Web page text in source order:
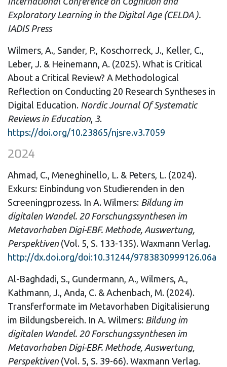
Exploratory Learning in the Digital Age (CELDA ).
IADIS Press
Wilmers, A., Sander, P., Koschorreck, J., Keller, C.,
Leber, J. & Heinemann, A. (2025). What is Critical
About a Critical Review? A Methodological
Reflection on Conducting 20 Research Syntheses in
Digital Education. Nordic Journal Of Systematic
Reviews in Education, 3.
https://doi.org/10.23865/njsre.v3.7059
2024
Ahmad, C., Meneghinello, L. & Peters, L. (2024).
Exkurs: Einbindung von Studierenden in den
Screeningprozess. In A. Wilmers: Bildung im
digitalen Wandel. 20 Forschungssynthesen im
Metavorhaben Digi-EBF. Methode, Auswertung,
Perspektiven (Vol. 5, S. 133-135). Waxmann Verlag.
http://dx.doi.org/doi:10.31244/9783830999126.06a
Al-Baghdadi, S., Gundermann, A., Wilmers, A.,
Kathmann, J., Anda, C. & Achenbach, M. (2024).
Transferformate im Metavorhaben Digitalisierung
im Bildungsbereich. In A. Wilmers: Bildung im
digitalen Wandel. 20 Forschungssynthesen im
Metavorhaben Digi-EBF. Methode, Auswertung,
Perspektiven (Vol. 5, S. 39-66). Waxmann Verlag.